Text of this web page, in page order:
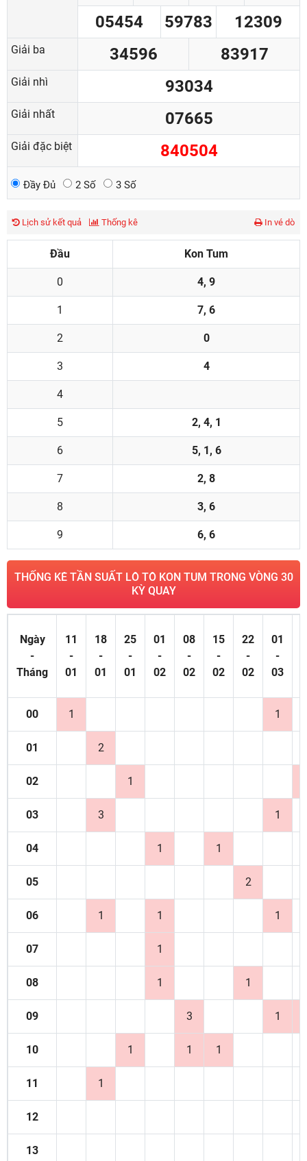
05454
59783 12309
Giải ba 34596 83917
Giải nhì 93034
Giải nhất 07665
Giải đặc biệt 840504
Đầy Đủ 2 Số 3 Số
Lịch sử kết quả Thống kê In vé dò
Đầu Kon Tum
0 4, 9
1 7, 6
2 0
3 4
4
5 2, 4, 1
6 5, 1, 6
7 2, 8
8 3, 6
9 6, 6
THỐNG KÊ TẦN SUẤT LÔ TÔ KON TUM TRONG VÒNG 30
KỲ QUAY
Ngày
-
Tháng
11
-
01
18
-
01
25
-
01
01
-
02
08
-
02
15
-
02
22
-
02
01
-
03
00 1 1
01 2
02 1
03 3 1
04 1 1
05 2
06 1 1 1
07 1
08 1 1
09 3 1
10 1 1 1
11 1
12
13